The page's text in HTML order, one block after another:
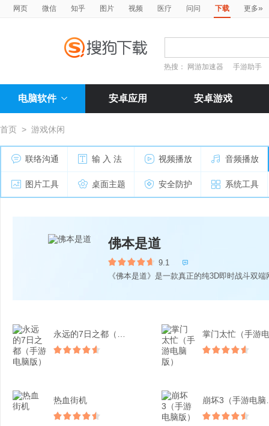
网页 微信 知乎 图片 视频 医疗 问问 下载 更多»
热搜： 网游加速器 手游助手
电脑软件 安卓应用 安卓游戏
首页 > 游戏休闲
联络沟通 输 入 法 视频播放 音频播放
图片工具 桌面主题 安全防护 系统工具
佛本是道
9.1 
《佛本是道》是一款真正的纯3D即时战斗双端
热血街机